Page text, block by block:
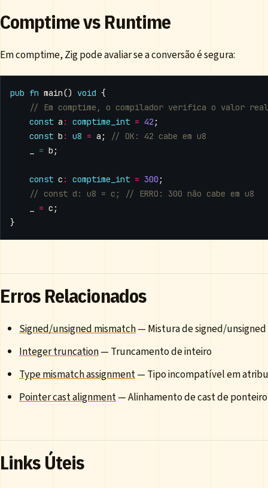
Comptime vs Runtime
Em comptime, Zig pode avaliar se a conversão é segura:
pub fn main() void {
const a : comptime_int = 42 ;
const b : u8 = a ;
= b ;
const c : comptime_int = 300 ;
= c ;
}
Erros Relacionados
Signed/unsigned mismatch— Mistura de signed/unsigned
Integer truncation— Truncamento de inteiro
Type mismatch assignment— Tipo incompatível em
Pointer cast alignment— Alinhamento de cast de ponteiro
Links Úteis